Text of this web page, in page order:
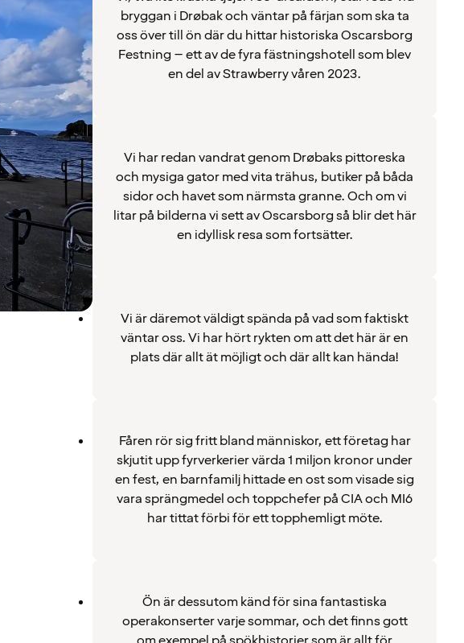
bryggan i Drøbak och väntar på färjan som ska ta
oss över till ön där du hittar historiska Oscarsborg
Festning – ett av de fyra fästningshotell som blev
en del av Strawberry våren 2023.
Vi har redan vandrat genom Drøbaks pittoreska
och mysiga gator med vita trähus, butiker på båda
sidor och havet som närmsta granne. Och om vi
litar på bilderna vi sett av Oscarsborg så blir det här
en idyllisk resa som fortsätter.
Vi är däremot väldigt spända på vad som faktiskt
väntar oss. Vi har hört rykten om att det här är en
plats där allt ät möjligt och där allt kan hända!
Fåren rör sig fritt bland människor, ett företag har
skjutit upp fyrverkerier värda 1 miljon kronor under
en fest, en barnfamilj hittade en ost som visade sig
vara sprängmedel och toppchefer på CIA och MI6
har tittat förbi för ett topphemligt möte.
Ön är dessutom känd för sina fantastiska
operakonserter varje sommar, och det finns gott